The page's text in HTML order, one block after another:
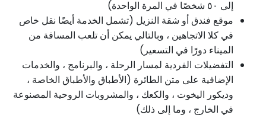
إلى ٥٠ شخصًا في المرة الواحدة)
موقع فندق أو شقة النزيل (تشمل الخدمة أيضًا نقل خاص
في كلا الاتجاهين ، وبالتالي يمكن أن تلعب المسافة من
الميناء دورًا في التسعير)
التفضيلات الفردية لمسار الرحلة ، والبرنامج ، والخدمات
الإضافية على متن الطائرة (الأطباق والأطباق الخاصة ،
وديكور اليخوت ، والكعك ، والمشروبات الروحية المصنوعة
في الخارج ، وما إلى ذلك)